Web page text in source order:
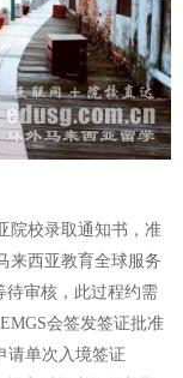
院校录取通知书，准
来西亚教育全球服务
待审核，此过程约需
会签发签证批准
请单次入境签证